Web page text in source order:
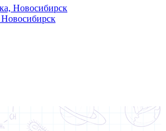
Новосибирск